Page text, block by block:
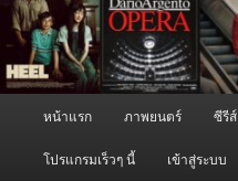
หน้าแรก ภาพยนตร์ ซีรีส์
โปรแกรมเร็วๆ นี้ เข้าสู่ระบบ